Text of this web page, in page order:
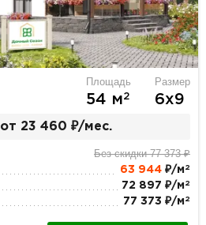
Площадь
54 м2
Размер
6х9
от 23 460 ₽/мес.
Без скидки 77 373 ₽
63 944₽/м 2
72 897 ₽/м 2
77 373 ₽/м 2